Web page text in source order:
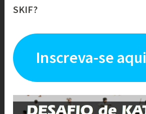
SKIF?
Inscreva-se aqui